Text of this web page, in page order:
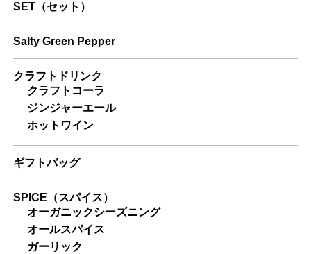
SET（セット）
Salty Green Pepper
クラフトドリンク
クラフトコーラ
ジンジャーエール
ホットワイン
ギフトバッグ
SPICE（スパイス）
オーガニックシーズニング
オールスパイス
ガーリック